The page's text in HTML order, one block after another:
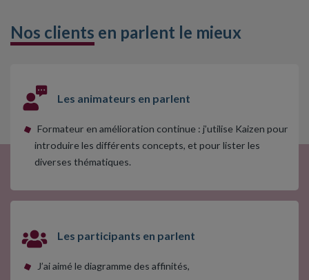
Nos clients en parlent le mieux
Les animateurs en parlent
Formateur en amélioration continue : j’utilise Kaizen pour
introduire les différents concepts, et pour lister les
diverses thématiques.
Les participants en parlent
J’ai aimé le diagramme des affinités,